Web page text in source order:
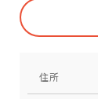
住所